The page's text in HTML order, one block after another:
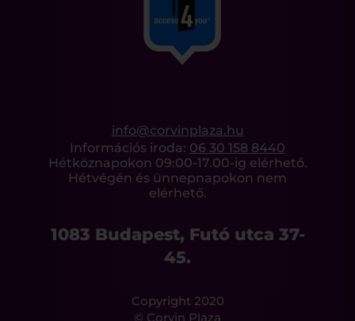
info@corvinplaza.hu
Információs iroda: 06 30 158 8440
Hétköznapokon 09:00-17.00-ig elérhető.
Hétvégén és ünnepnapokon nem
elérhető.
1083 Budapest, Futó utca 37-
45.
Copyright 2020
© Corvin Plaza